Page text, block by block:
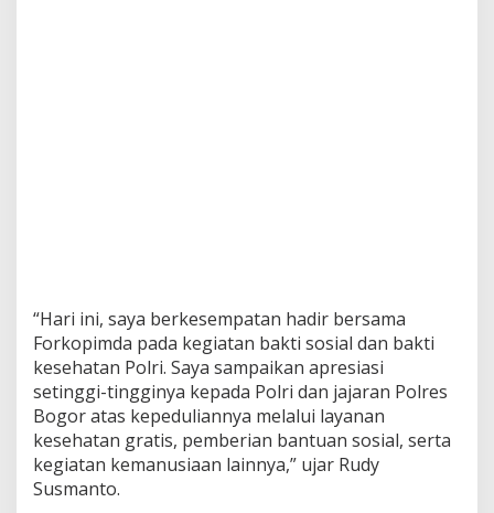
“Hari ini, saya berkesempatan hadir bersama
Forkopimda pada kegiatan bakti sosial dan bakti
kesehatan Polri. Saya sampaikan apresiasi
setinggi-tingginya kepada Polri dan jajaran Polres
Bogor atas kepeduliannya melalui layanan
kesehatan gratis, pemberian bantuan sosial, serta
kegiatan kemanusiaan lainnya,” ujar Rudy
Susmanto.